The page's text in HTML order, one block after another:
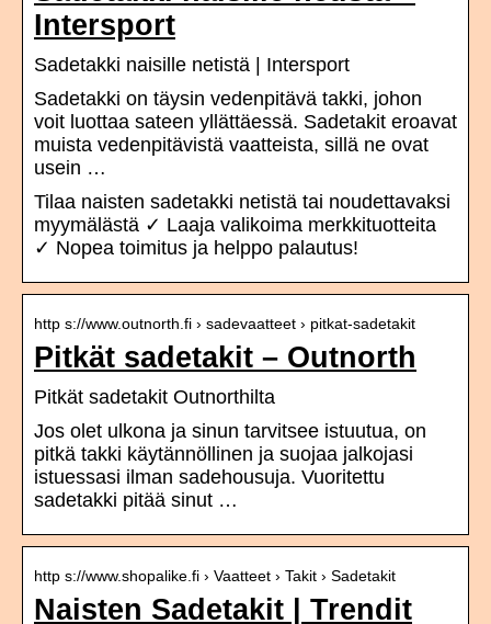
Intersport
Sadetakki naisille netistä | Intersport
Sadetakki on täysin vedenpitävä takki, johon
voit luottaa sateen yllättäessä. Sadetakit eroavat
muista vedenpitävistä vaatteista, sillä ne ovat
usein …
Tilaa naisten sadetakki netistä tai noudettavaksi
myymälästä ✓ Laaja valikoima merkkituotteita
✓ Nopea toimitus ja helppo palautus!
http s://www.outnorth.fi › sadevaatteet › pitkat-sadetakit
Pitkät sadetakit – Outnorth
Pitkät sadetakit Outnorthilta
Jos olet ulkona ja sinun tarvitsee istuutua, on
pitkä takki käytännöllinen ja suojaa jalkojasi
istuessasi ilman sadehousuja. Vuoritettu
sadetakki pitää sinut …
http s://www.shopalike.fi › Vaatteet › Takit › Sadetakit
Naisten Sadetakit | Trendit